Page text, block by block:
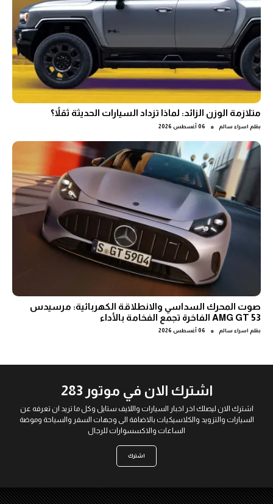
متلازمة الوزن الزائد: لماذا تزداد السيارات الحديثة ثقلاً؟
بقلم اسراء سالم ● 06 أغسطس 2026
صوت المحرك السداسي والانطلاقة الكهربائية: مرسيدس
AMG GT 53 الفاخرة تجمع الفخامة بالأداء
بقلم اسراء سالم ● 06 أغسطس 2026
اشترك الان في موتور 283
اشترك الان ليصلك اخر اخبار السيارات واللايف ستايل وكل ما تريد ان تعرفه عن
السيارات والتزويد والكلاسيكيات بالاضافة الى وجهات السفر والسياحة وموضة
الساعات والاكسسوارات للرجال
اشترك